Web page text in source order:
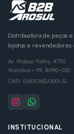
Distribuidora de peças
lojistas e revendedores
Av. Massuo Yoshiy, 4750
Marialva – PR, 86990-000
CNPJ: 03.835.842/0001-51
INSTITUCIONAL